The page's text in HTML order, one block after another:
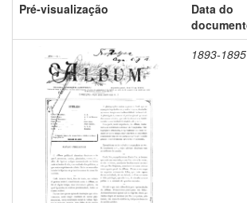
Pré-visualização
Data do
1893-1895